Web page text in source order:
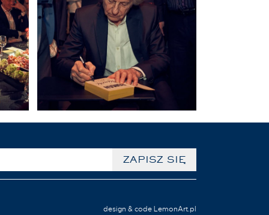
design & code LemonArt.pl